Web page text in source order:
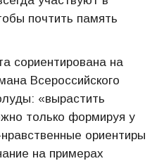
почтить память
сориентирована на
Всероссийского
«вырастить
только формируя у
ориентиры
на примерах